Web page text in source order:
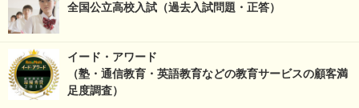
全国公立高校入試（過去入試問題・正答）
イード・アワード
（塾・通信教育・英語教育などの教育サービスの顧客満
足度調査）